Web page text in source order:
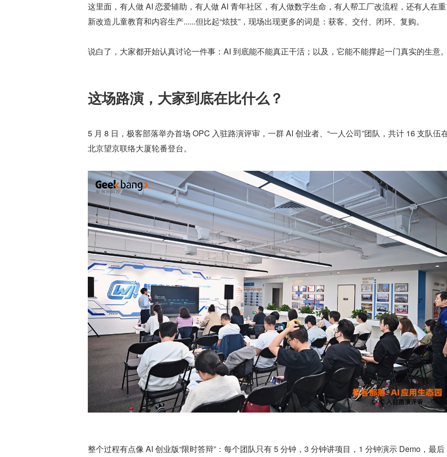
这里面，有人做 AI 恋爱辅助，有人做 AI 青年社区，有人做数字生命，有人帮工厂改流程，还有人在重
新改造儿童教育和内容生产......但比起“炫技”，现场出现更多的词是：获客、交付、闭环、复购。
说白了，大家都开始认真讨论一件事：AI 到底能不能真正干活；以及，它能不能撑起一门真实的生意
这场路演，大家到底在比什么？
5 月 8 日，极客部落举办首场 OPC 入驻路演评审，一群 AI 创业者、“一人公司”团队，共计 16 支队伍
北京望京联络大厦轮番登台。
整个过程有点像 AI 创业版“限时答辩”：每个团队只有 5 分钟，3 分钟讲项目，1 分钟演示 Demo，最后